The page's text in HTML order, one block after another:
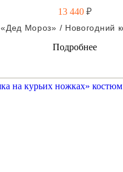
13 440 ₽
«Дед Мороз» / Новогодний
Подробнее